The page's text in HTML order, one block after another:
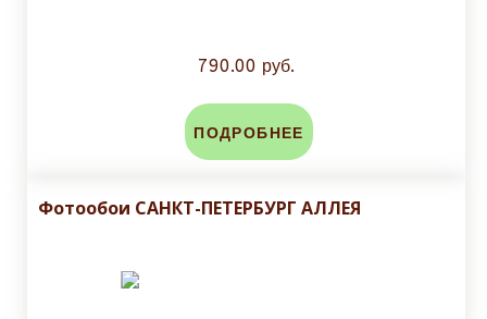
790.00 руб.
ПОДРОБНЕЕ
Фотообои САНКТ-ПЕТЕРБУРГ АЛЛЕЯ